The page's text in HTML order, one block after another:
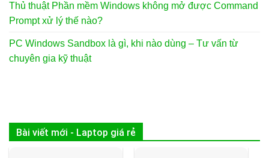
Thủ thuật Phần mềm Windows không mở được Command
Prompt xử lý thế nào?
PC Windows Sandbox là gì, khi nào dùng – Tư vấn từ
chuyên gia kỹ thuật
Bài viết mới - Laptop giá rẻ